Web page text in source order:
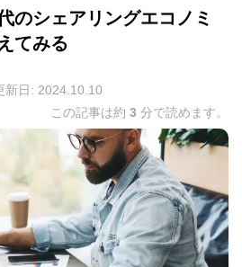
のシェアリングエコノミ
てみる
新日: 2024.10.10
この記事は約 3 分で読めます。